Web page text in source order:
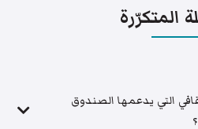
المتكرّرة
التي يدعمها الصندوق